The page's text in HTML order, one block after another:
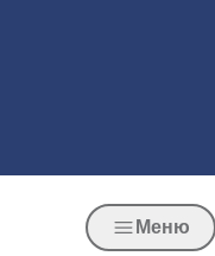
Меню